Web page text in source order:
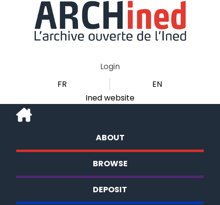
Login
FR
EN
Ined website
ABOUT
BROWSE
DEPOSIT